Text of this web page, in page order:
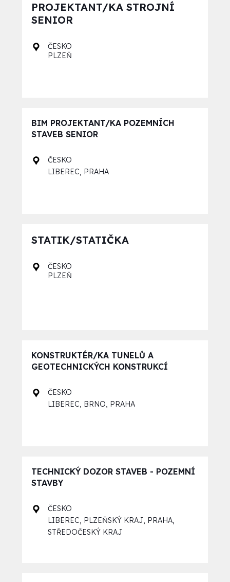
PROJEKTANT/KA STROJNÍ
SENIOR
ČESKO
PLZEŇ
BIM PROJEKTANT/KA POZEMNÍCH
STAVEB SENIOR
ČESKO
LIBEREC PRAHA
STATIK/STATIČKA
ČESKO
PLZEŇ
KONSTRUKTÉR/KA TUNELŮ A
GEOTECHNICKÝCH KONSTRUKCÍ
ČESKO
LIBEREC, BRNO, PRAHA
TECHNICKÝ DOZOR STAVEB - POZEMNÍ
STAVBY
ČESKO
LIBEREC, PLZEŇSKÝ KRAJ, PRAHA,
STŘEDOČESKÝ KRAJ